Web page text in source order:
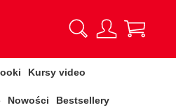
Kursy video
Nowości Bestsellery